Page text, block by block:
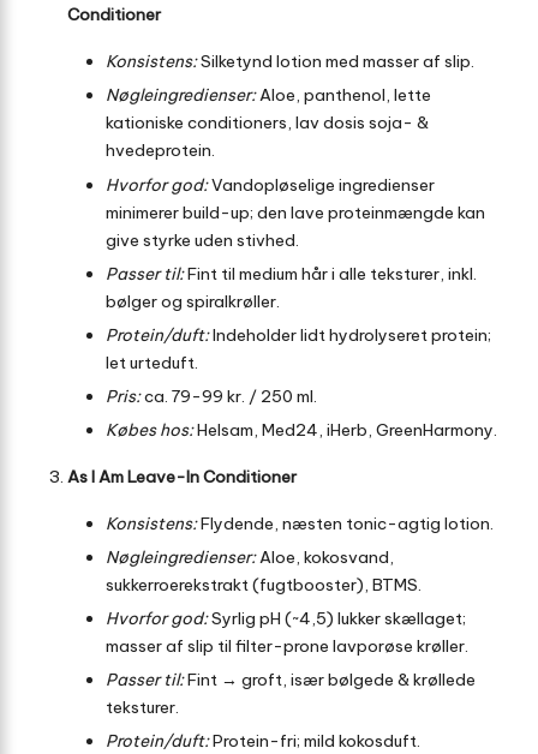
Conditioner
Konsistens:Silketynd lotion med masser af slip.
Nøgleingredienser:Aloe, panthenol, lette
kationiske conditioners, lav dosis soja- &
hvedeprotein.
Hvorfor god:Vandopløselige ingredienser
minimerer build-up; den lave proteinmængde kan
give styrke uden stivhed.
Passer til:Fint til medium hår i alle teksturer, inkl.
bølger og spiralkrøller.
Protein/duft:Indeholder lidt hydrolyseret protein;
let urteduft.
Pris:ca. 79-99 kr. / 250 ml.
Købes hos:Helsam, Med24, iHerb, GreenHarmony.
As I Am Leave-In Conditioner
Konsistens:Flydende, næsten tonic-agtig lotion.
Nøgleingredienser:Aloe, kokosvand,
sukkerroerekstrakt (fugtbooster), BTMS.
Hvorfor god:Syrlig pH (~4,5) lukker skællaget;
masser af slip til filter-prone lavporøse krøller.
Passer til:Fint → groft, især bølgede & krøllede
teksturer.
Protein/duft:Protein-fri; mild kokosduft.